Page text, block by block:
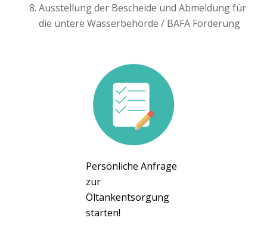
Ausstellung der Bescheide und Abmeldung für
die untere Wasserbehörde / BAFA Förderung
Persönliche Anfrage
zur
Öltankentsorgung
starten!